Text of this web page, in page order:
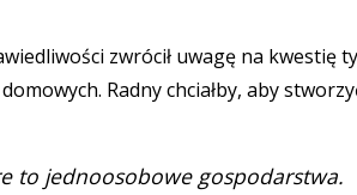
zwrócił uwagę na kwestię
Radny chciałby, aby
to jednoosobowe gospodarstwa.